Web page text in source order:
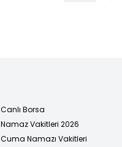
Canlı Borsa
Namaz Vakitleri 2026
Cuma Namazı Vakitleri